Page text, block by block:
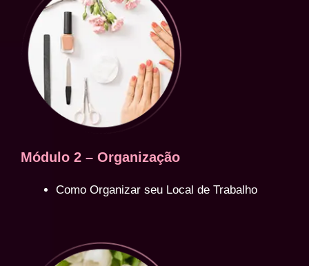
Módulo 2 – Organização
Como Organizar seu Local de Trabalho